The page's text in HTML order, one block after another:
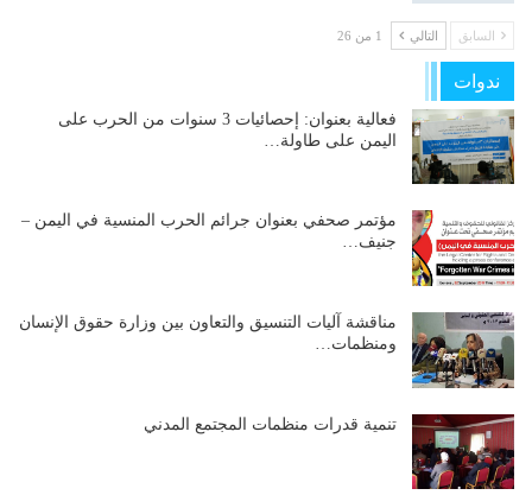
السابق التالي 1 من 26
ندوات
فعالية بعنوان: إحصائيات 3 سنوات من الحرب على
اليمن على طاولة…
مؤتمر صحفي بعنوان جرائم الحرب المنسية في اليمن –
جنيف…
مناقشة آليات التنسيق والتعاون بين وزارة حقوق الإنسان
ومنظمات…
تنمية قدرات منظمات المجتمع المدني